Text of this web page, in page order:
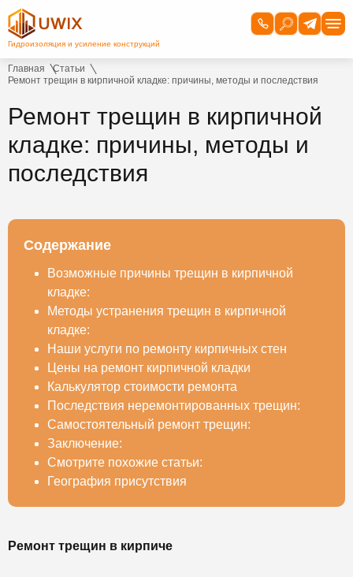
Главная
Статьи
Ремонт трещин в кирпичной кладке: причины, методы и последствия
Ремонт трещин в кирпичной
кладке: причины, методы и
последствия
Содержание
Возможные причины трещин в кирпичной
кладке:
Методы устранения трещин в кирпичной
кладке:
Наши услуги по ремонту кирпичных стен
Цены на ремонт кирпичной кладки
Калькулятор стоимости ремонта
Последствия неремонтированных трещин:
Самостоятельный ремонт трещин:
Заключение:
Смотрите похожие статьи:
География присутствия
Ремонт трещин в кирпиче